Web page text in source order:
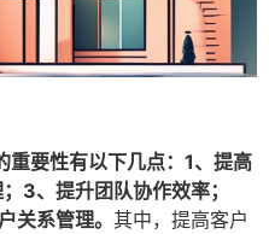
重要性有以下几点：1、提高
3、提升团队协作效率；
关系管理。 其中，提高客户